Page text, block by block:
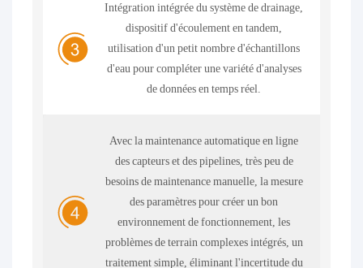
Intégration intégrée du système de drainage,
dispositif d'écoulement en tandem,
utilisation d'un petit nombre d'échantillons
d'eau pour compléter une variété d'analyses
de données en temps réel.
Avec la maintenance automatique en ligne
des capteurs et des pipelines, très peu de
besoins de maintenance manuelle, la mesure
des paramètres pour créer un bon
environnement de fonctionnement, les
problèmes de terrain complexes intégrés, un
traitement simple, éliminant l'incertitude du